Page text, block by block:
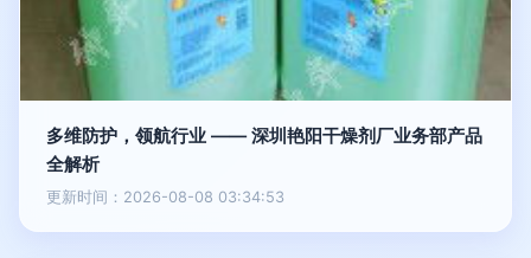
多维防护，领航行业 —— 深圳艳阳干燥剂厂业务部产品
全解析
更新时间：2026-08-08 03:34:53